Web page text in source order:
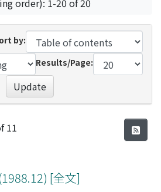
order): 1-20 of 20
by:
Results/Page:
Update
11
[全文]